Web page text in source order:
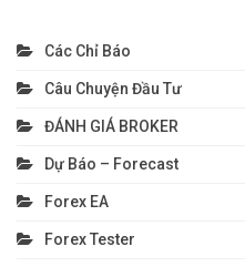
Các Chỉ Báo
Câu Chuyện Đầu Tư
ĐÁNH GIÁ BROKER
Dự Báo – Forecast
Forex EA
Forex Tester